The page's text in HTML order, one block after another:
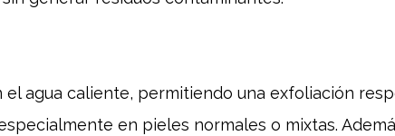
agua caliente, permitiendo una exfoliación
en pieles normales o mixtas.